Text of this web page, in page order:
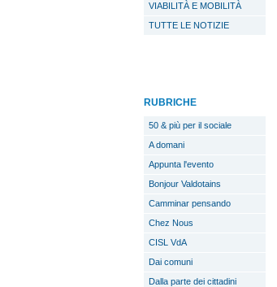
VIABILITÀ E MOBILITÀ
TUTTE LE NOTIZIE
RUBRICHE
50 & più per il sociale
A domani
Appunta l'evento
Bonjour Valdotains
Camminar pensando
Chez Nous
CISL VdA
Dai comuni
Dalla parte dei cittadini